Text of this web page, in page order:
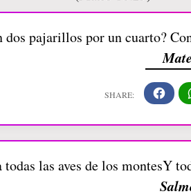
dos pajarillos por un cuarto?
todas las aves de los montesY